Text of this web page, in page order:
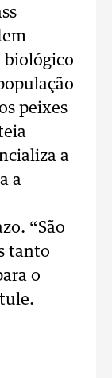
biológico
peixes
a
a
“São
tanto
o